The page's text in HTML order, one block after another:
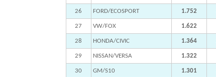
26 FORD/ECOSPORT 1.752
27 VW/FOX 1.622
28 HONDA/CIVIC 1.364
29 NISSAN/VERSA 1.322
30 GM/S10 1.301